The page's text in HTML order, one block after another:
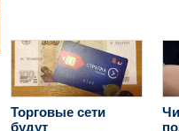
Торговые сети
будут